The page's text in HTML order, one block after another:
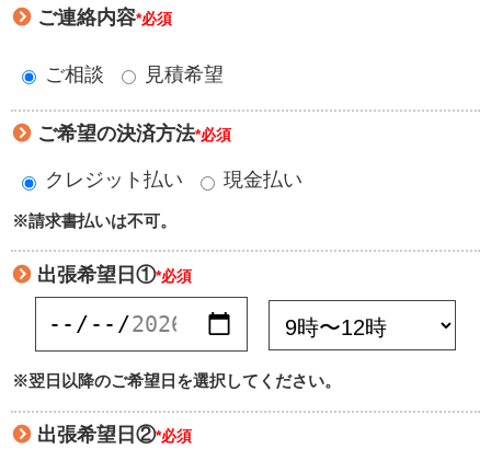
ご連絡内容*必須
ご相談 見積希望
ご希望の決済方法*必須
クレジット払い 現金払い
※請求書払いは不可。
出張希望日①*必須
※翌日以降のご希望日を選択してください。
出張希望日②*必須